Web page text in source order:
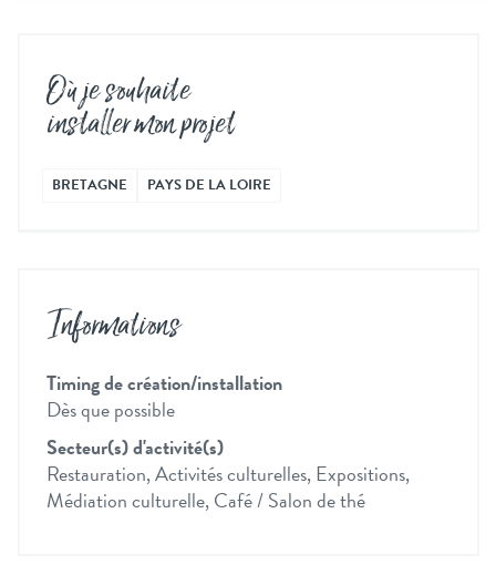
Où je souhaite
installer mon projet
BRETAGNE PAYS DE LA LOIRE
Informations
Timing de création/installation
Dès que possible
Secteur(s) d'activité(s)
Restauration, Activités culturelles, Expositions,
Médiation culturelle, Café / Salon de thé